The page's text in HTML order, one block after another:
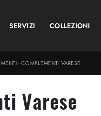
SERVIZI COLLEZIONI
-COMPLEMENTI VARESE
Varese